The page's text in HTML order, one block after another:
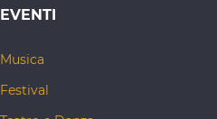
EVENTI
Musica
Festival